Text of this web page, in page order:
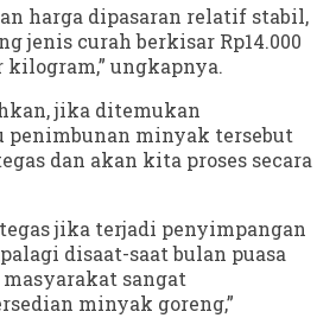
harga dipasaran relatif stabil,
jenis curah berkisar Rp14.000
kilogram,” ungkapnya.
jika ditemukan
penimbunan minyak tersebut
dan akan kita proses secara
jika terjadi penyimpangan
disaat-saat bulan puasa
sangat
minyak goreng,”